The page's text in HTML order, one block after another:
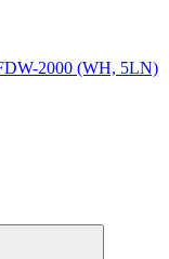
2000 (WH, 5LN)